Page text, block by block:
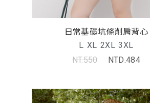
日常基礎坑條削肩背心
L XL 2XL 3XL
NT.550
NTD.484